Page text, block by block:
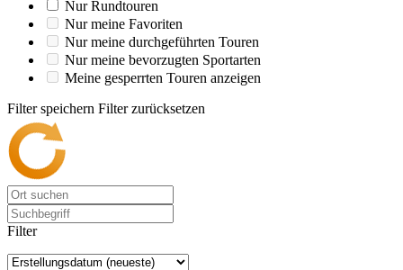
Nur Rundtouren
Nur meine Favoriten
Nur meine durchgeführten Touren
Nur meine bevorzugten Sportarten
Meine gesperrten Touren anzeigen
Filter speichern Filter zurücksetzen
Filter